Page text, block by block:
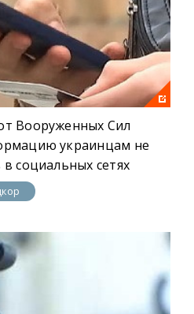
Вооруженных Сил
украинцам не
социальных сетях